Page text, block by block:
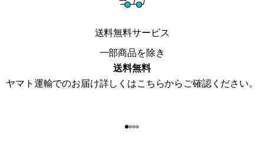
送料無料サービス
一部商品を除き
送料無料
ヤマト運輸でのお届け詳しくはこちらからご確認ください。
I18n Error: Missing
I18n Error: Missing
I18n Error: Missing
I18n Error: Missing